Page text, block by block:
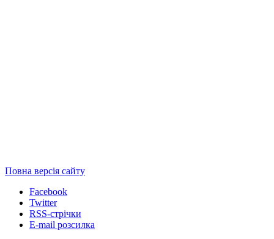
Повна версія сайту
Facebook
Twitter
RSS-стрічки
E-mail розсилка